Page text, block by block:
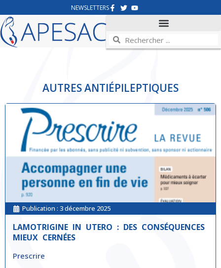
NEWSLETTERS
AUTRES ANTIÉPILEPTIQUES
Publication : 3 décembre 2025
LAMOTRIGINE IN UTERO : DES CONSÉQUENCES
MIEUX CERNÉES
Prescrire